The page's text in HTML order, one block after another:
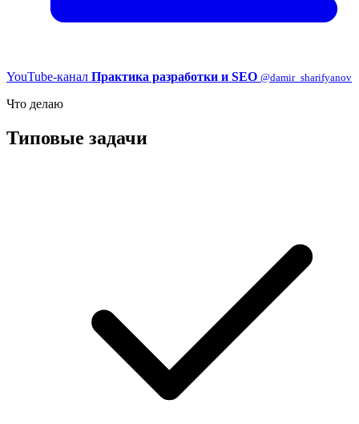
YouTube-канал Практика разработки и SEO @damir_sharifyanov
Что делаю
Типовые задачи